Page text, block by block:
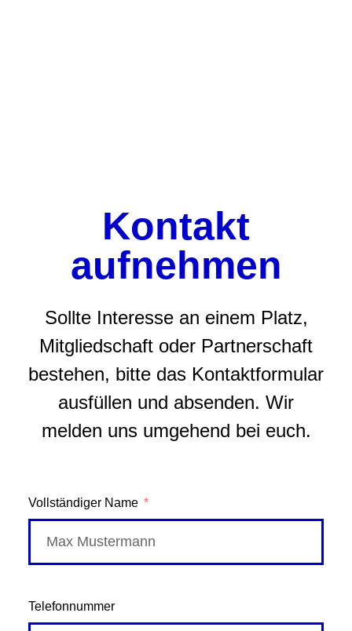
Kontakt
aufnehmen
Sollte Interesse an einem Platz,
Mitgliedschaft oder Partnerschaft
bestehen, bitte das Kontaktformular
ausfüllen und absenden. Wir
melden uns umgehend bei euch.
Vollständiger Name
Telefonnummer